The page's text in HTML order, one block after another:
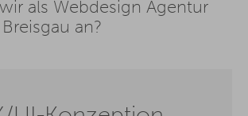
als Webdesign Agentur
an?